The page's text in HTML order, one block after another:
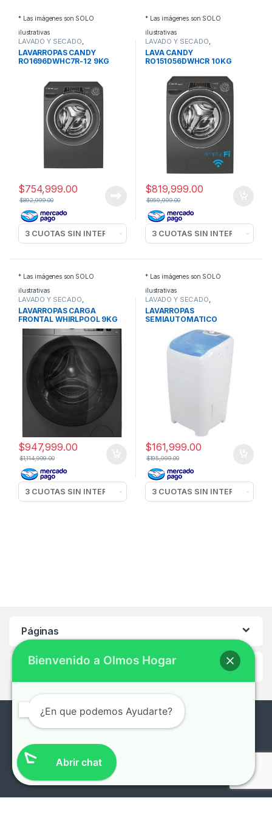
* Las imágenes son SOLO
ilustrativas
LAVADO Y SECADO,
LAVARROPAS
LAVARROPAS CANDY
RO1696DWHC7R-12 9KG
$754,999.00
$892,999.00
* Las imágenes son SOLO
ilustrativas
LAVADO Y SECADO,
LAVARROPAS
LAVA CANDY
RO151056DWHCR 10KG
$819,999.00
$959,999.00
* Las imágenes son SOLO
ilustrativas
LAVADO Y SECADO,
LAVARROPAS
LAVARROPAS CARGA
FRONTAL WHIRLPOOL 9KG
1400RPM WNQ90AS
$947,999.00
$1,114,999.00
* Las imágenes son SOLO
ilustrativas
LAVADO Y SECADO,
LAVARROPAS
LAVARROPAS
SEMIAUTOMATICO
COLUMBIA LSC7000 7KG
$161,999.00
$195,999.00
Páginas
Ayuda
¿En que te podemos ayudar?
0221-496-2922 /
0221-491-7132
Bienvenido a Olmos Hogar
¿En que podemos Ayudarte?
Abrir chat